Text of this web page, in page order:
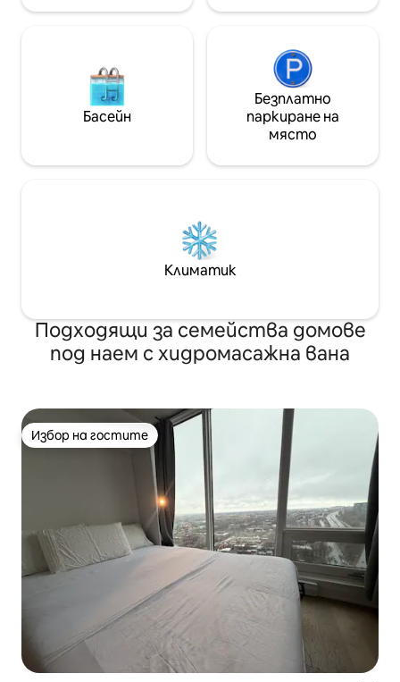
Басейн
Безплатно
паркиране на
място
Климатик
Подходящи за семейства домове
под наем с хидромасажна вана
Избор на гостите
Избор на гостите